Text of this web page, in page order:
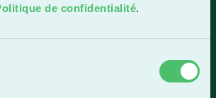
de confidentialité.
30 à 15 h 30